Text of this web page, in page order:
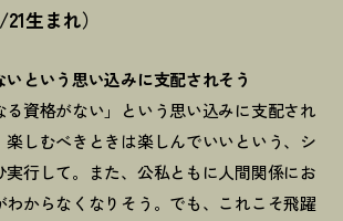
生まれ）
という思い込みに支配されそう
る資格がない」という思い込みに支配され
楽しむべきときは楽しんでいいという、シ
実行して。また、公私ともに人間関係にお
わからなくなりそう。でも、これこそ飛躍